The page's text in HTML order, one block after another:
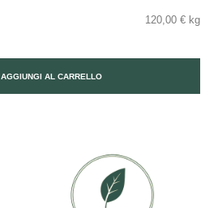
120,00 € kg
AGGIUNGI AL CARRELLO